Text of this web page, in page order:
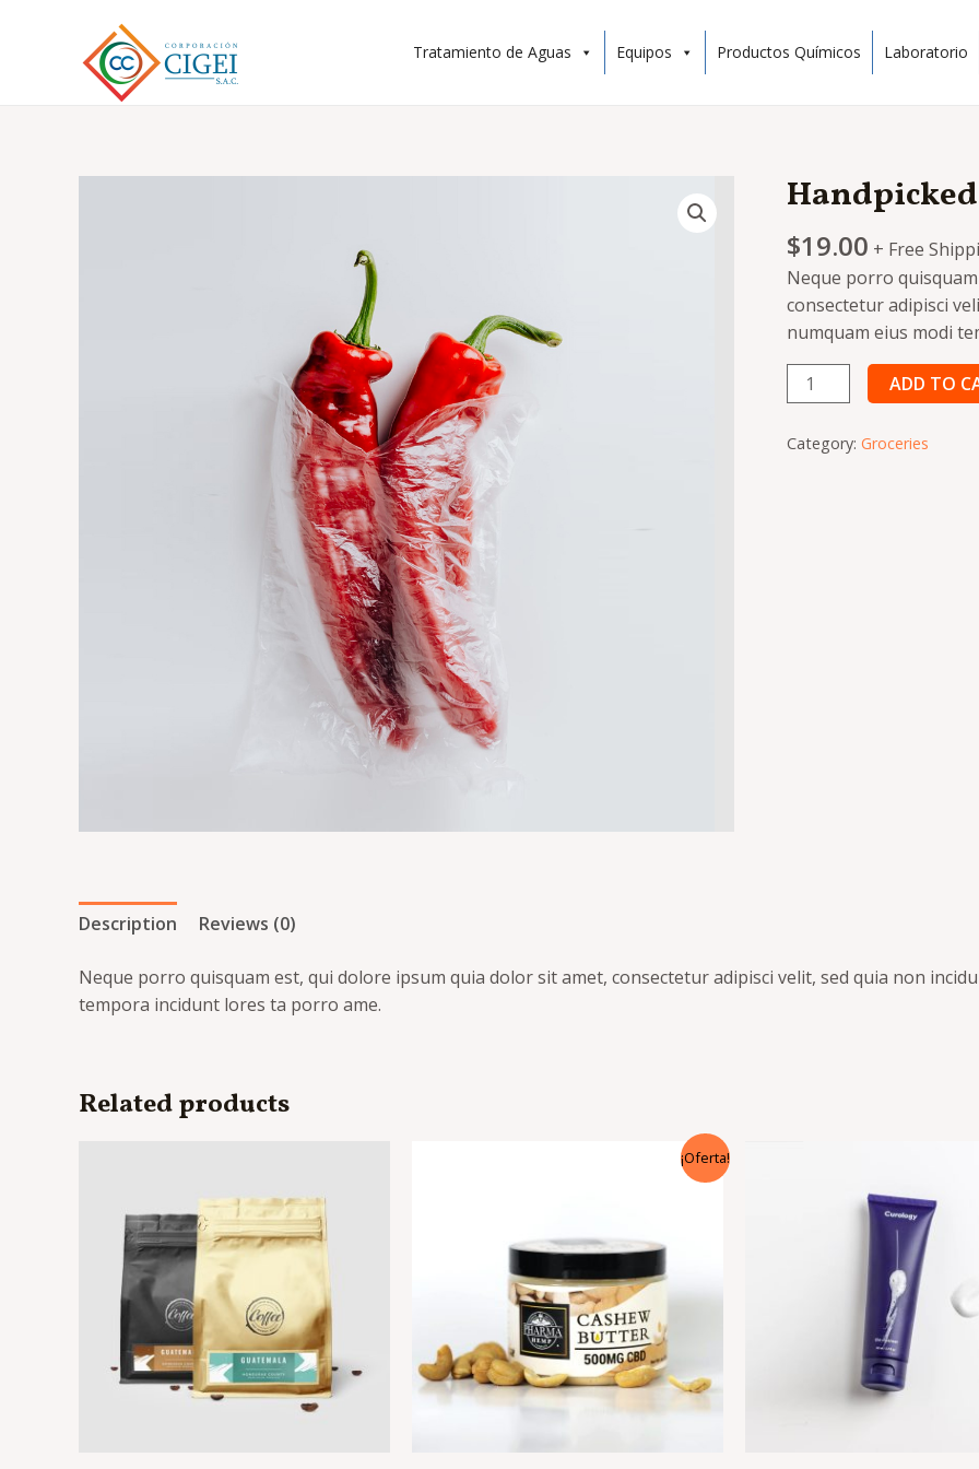
Tratamiento de Aguas Equipos Productos Químicos Laboratorio
$19.00 + Free
Neque porro
consectetur adipisci
numquam eius modi
ADD TO
Category: Groceries
Description Reviews (0)
Neque porro quisquam est, qui dolore ipsum quia dolor sit amet, consectetur adipisci velit, sed quia non
tempora incidunt lores ta porro ame.
Related products
¡Oferta!